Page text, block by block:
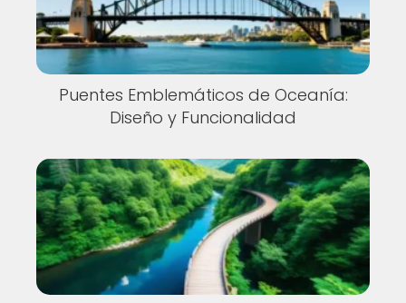
Puentes Emblemáticos de Oceanía:
Diseño y Funcionalidad